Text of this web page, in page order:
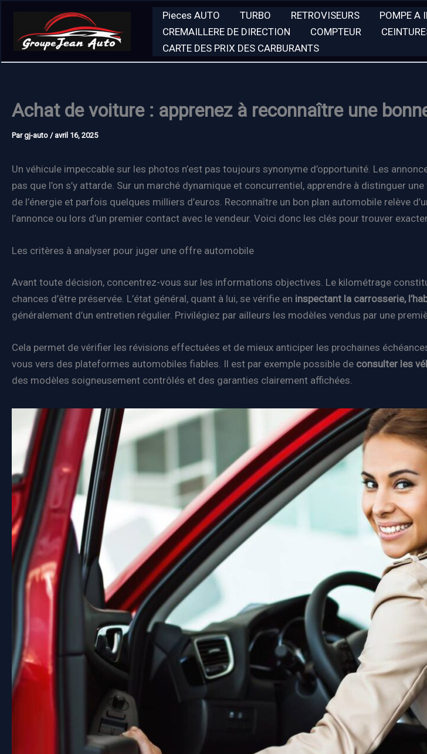
contenu
Pieces AUTO TURBO RETROVISEURS POMPE A
CREMAILLERE DE DIRECTION
COMPTEUR
CARTE DES PRIX DES CARBURANTS
Achat de voiture : apprenez à reconnaître une
Pargj-auto / avril 16, 2025
Un véhicule impeccable sur les photos n’est pas toujours synonyme d’opportunité. Les
pas que l’on s’y attarde. Sur un marché dynamique et concurrentiel, apprendre à distinguer
de l’énergie et parfois quelques milliers d’euros. Reconnaître un bon plan automobile relève
l’annonce ou lors d’un premier contact avec le vendeur. Voici donc les clés pour trouver
Les critères à analyser pour juger une offre automobile
Avant toute décision, concentrez-vous sur les informations objectives. Le kilométrage
chances d’être préservée. L’état général, quant à lui, se vérifie en inspectant la carrosserie,
généralement d’un entretien régulier. Privilégiez par ailleurs les modèles vendus par une
Cela permet de vérifier les révisions effectuées et de mieux anticiper les prochaines
vous vers des plateformes automobiles fiables. Il est par exemple possible de consulter les
des modèles soigneusement contrôlés et des garanties clairement affichées.